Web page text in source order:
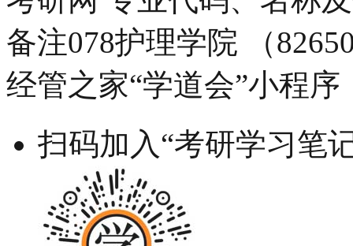
备注078护理学院 （
经管之家“学道会”小程序
扫码加入“考研学习笔